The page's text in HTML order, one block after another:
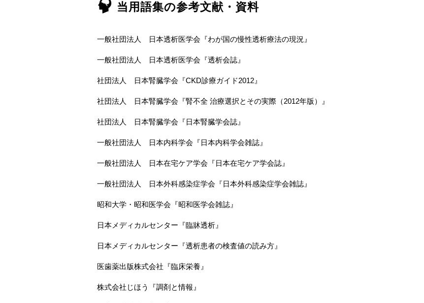
当用語集の参考文献・資料
一般社団法人 日本透析医学会『わが国の慢性透析療法の現況』
一般社団法人 日本透析医学会『透析会誌』
社団法人 日本腎臓学会『CKD診療ガイド2012』
社団法人 日本腎臓学会『腎不全 治療選択とその実際（2012年版）』
社団法人 日本腎臓学会『日本腎臓学会誌』
一般社団法人 日本内科学会『日本内科学会雑誌』
一般社団法人 日本在宅ケア学会『日本在宅ケア学会誌』
一般社団法人 日本外科感染症学会『日本外科感染症学会雑誌』
昭和大学・昭和医学会『昭和医学会雑誌』
日本メディカルセンター『臨牀透析』
日本メディカルセンター『透析患者の検査値の読み方』
医歯薬出版株式会社『臨床栄養』
株式会社じほう『調剤と情報』